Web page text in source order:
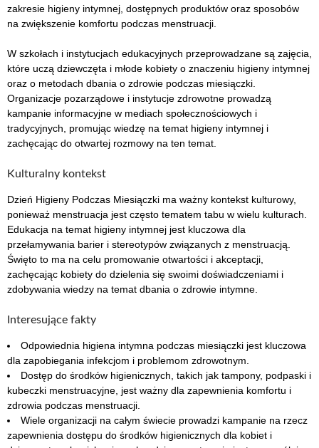
zakresie higieny intymnej, dostępnych produktów oraz sposobów
na zwiększenie komfortu podczas menstruacji.
W szkołach i instytucjach edukacyjnych przeprowadzane są zajęcia,
które uczą dziewczęta i młode kobiety o znaczeniu higieny intymnej
oraz o metodach dbania o zdrowie podczas miesiączki.
Organizacje pozarządowe i instytucje zdrowotne prowadzą
kampanie informacyjne w mediach społecznościowych i
tradycyjnych, promując wiedzę na temat higieny intymnej i
zachęcając do otwartej rozmowy na ten temat.
Kulturalny kontekst
Dzień Higieny Podczas Miesiączki ma ważny kontekst kulturowy,
ponieważ menstruacja jest często tematem tabu w wielu kulturach.
Edukacja na temat higieny intymnej jest kluczowa dla
przełamywania barier i stereotypów związanych z menstruacją.
Święto to ma na celu promowanie otwartości i akceptacji,
zachęcając kobiety do dzielenia się swoimi doświadczeniami i
zdobywania wiedzy na temat dbania o zdrowie intymne.
Interesujące fakty
Odpowiednia higiena intymna podczas miesiączki jest kluczowa
dla zapobiegania infekcjom i problemom zdrowotnym.
Dostęp do środków higienicznych, takich jak tampony, podpaski i
kubeczki menstruacyjne, jest ważny dla zapewnienia komfortu i
zdrowia podczas menstruacji.
Wiele organizacji na całym świecie prowadzi kampanie na rzecz
zapewnienia dostępu do środków higienicznych dla kobiet i